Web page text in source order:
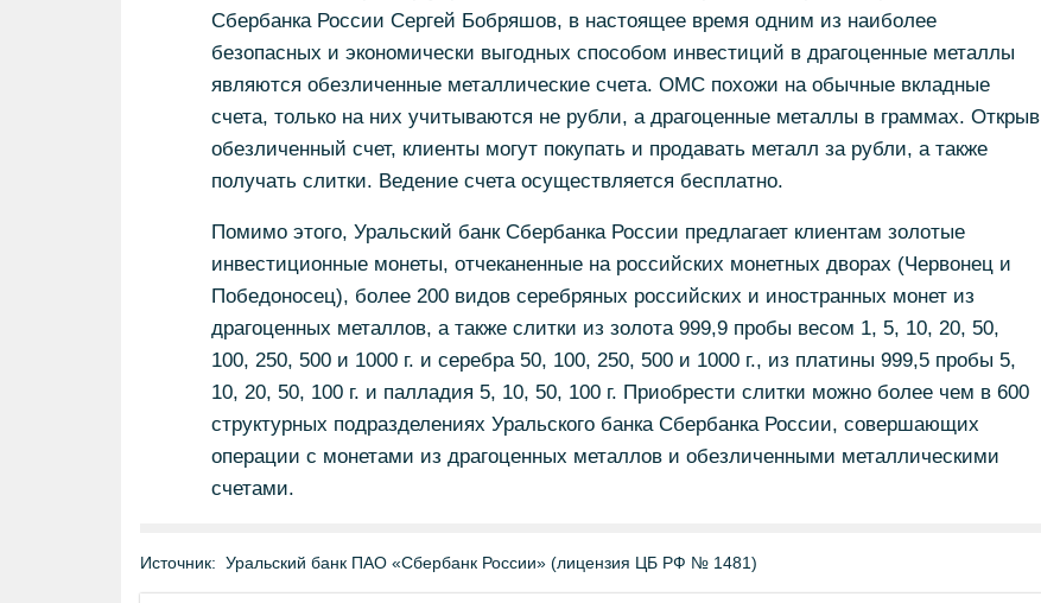
Сбербанка России Сергей Бобряшов, в настоящее время одним из наиболее
безопасных и экономически выгодных способом инвестиций в драгоценные металлы
являются обезличенные металлические счета. ОМС похожи на обычные вкладные
счета, только на них учитываются не рубли, а драгоценные металлы в граммах. Открыв
обезличенный счет, клиенты могут покупать и продавать металл за рубли, а также
получать слитки. Ведение счета осуществляется бесплатно.
Помимо этого, Уральский банк Сбербанка России предлагает клиентам золотые
инвестиционные монеты, отчеканенные на российских монетных дворах (Червонец и
Победоносец), более 200 видов серебряных российских и иностранных монет из
драгоценных металлов, а также слитки из золота 999,9 пробы весом 1, 5, 10, 20, 50,
100, 250, 500 и 1000 г. и серебра 50, 100, 250, 500 и 1000 г., из платины 999,5 пробы 5,
10, 20, 50, 100 г. и палладия 5, 10, 50, 100 г. Приобрести слитки можно более чем в 600
структурных подразделениях Уральского банка Сбербанка России, совершающих
операции с монетами из драгоценных металлов и обезличенными металлическими
счетами.
Источник: Уральский банк ПАО «Сбербанк России» (лицензия ЦБ РФ № 1481)